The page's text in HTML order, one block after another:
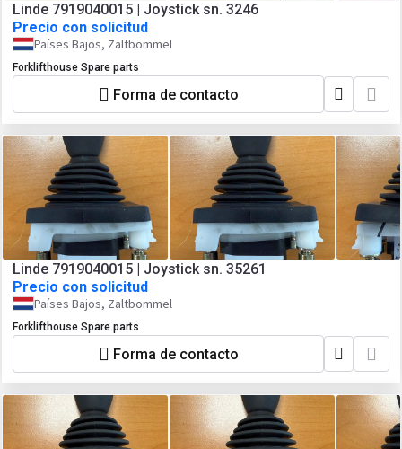
Linde 7919040015 | Joystick sn. 3246
Precio con solicitud
Países Bajos, Zaltbommel
Forklifthouse Spare parts
Forma de contacto
Linde 7919040015 | Joystick sn. 35261
Precio con solicitud
Países Bajos, Zaltbommel
Forklifthouse Spare parts
Forma de contacto